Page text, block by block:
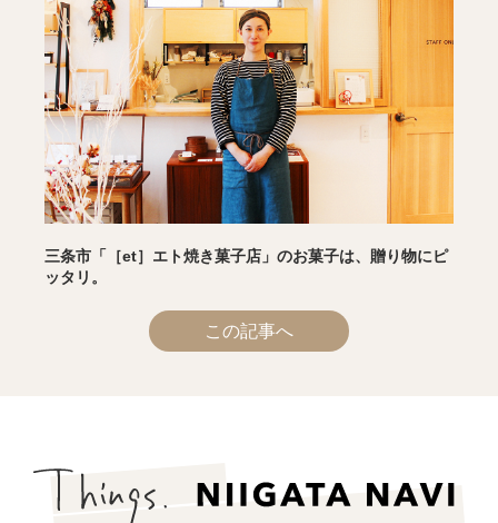
三条市「［et］エト焼き菓子店」のお菓子は、贈り物にピ
ッタリ。
この記事へ